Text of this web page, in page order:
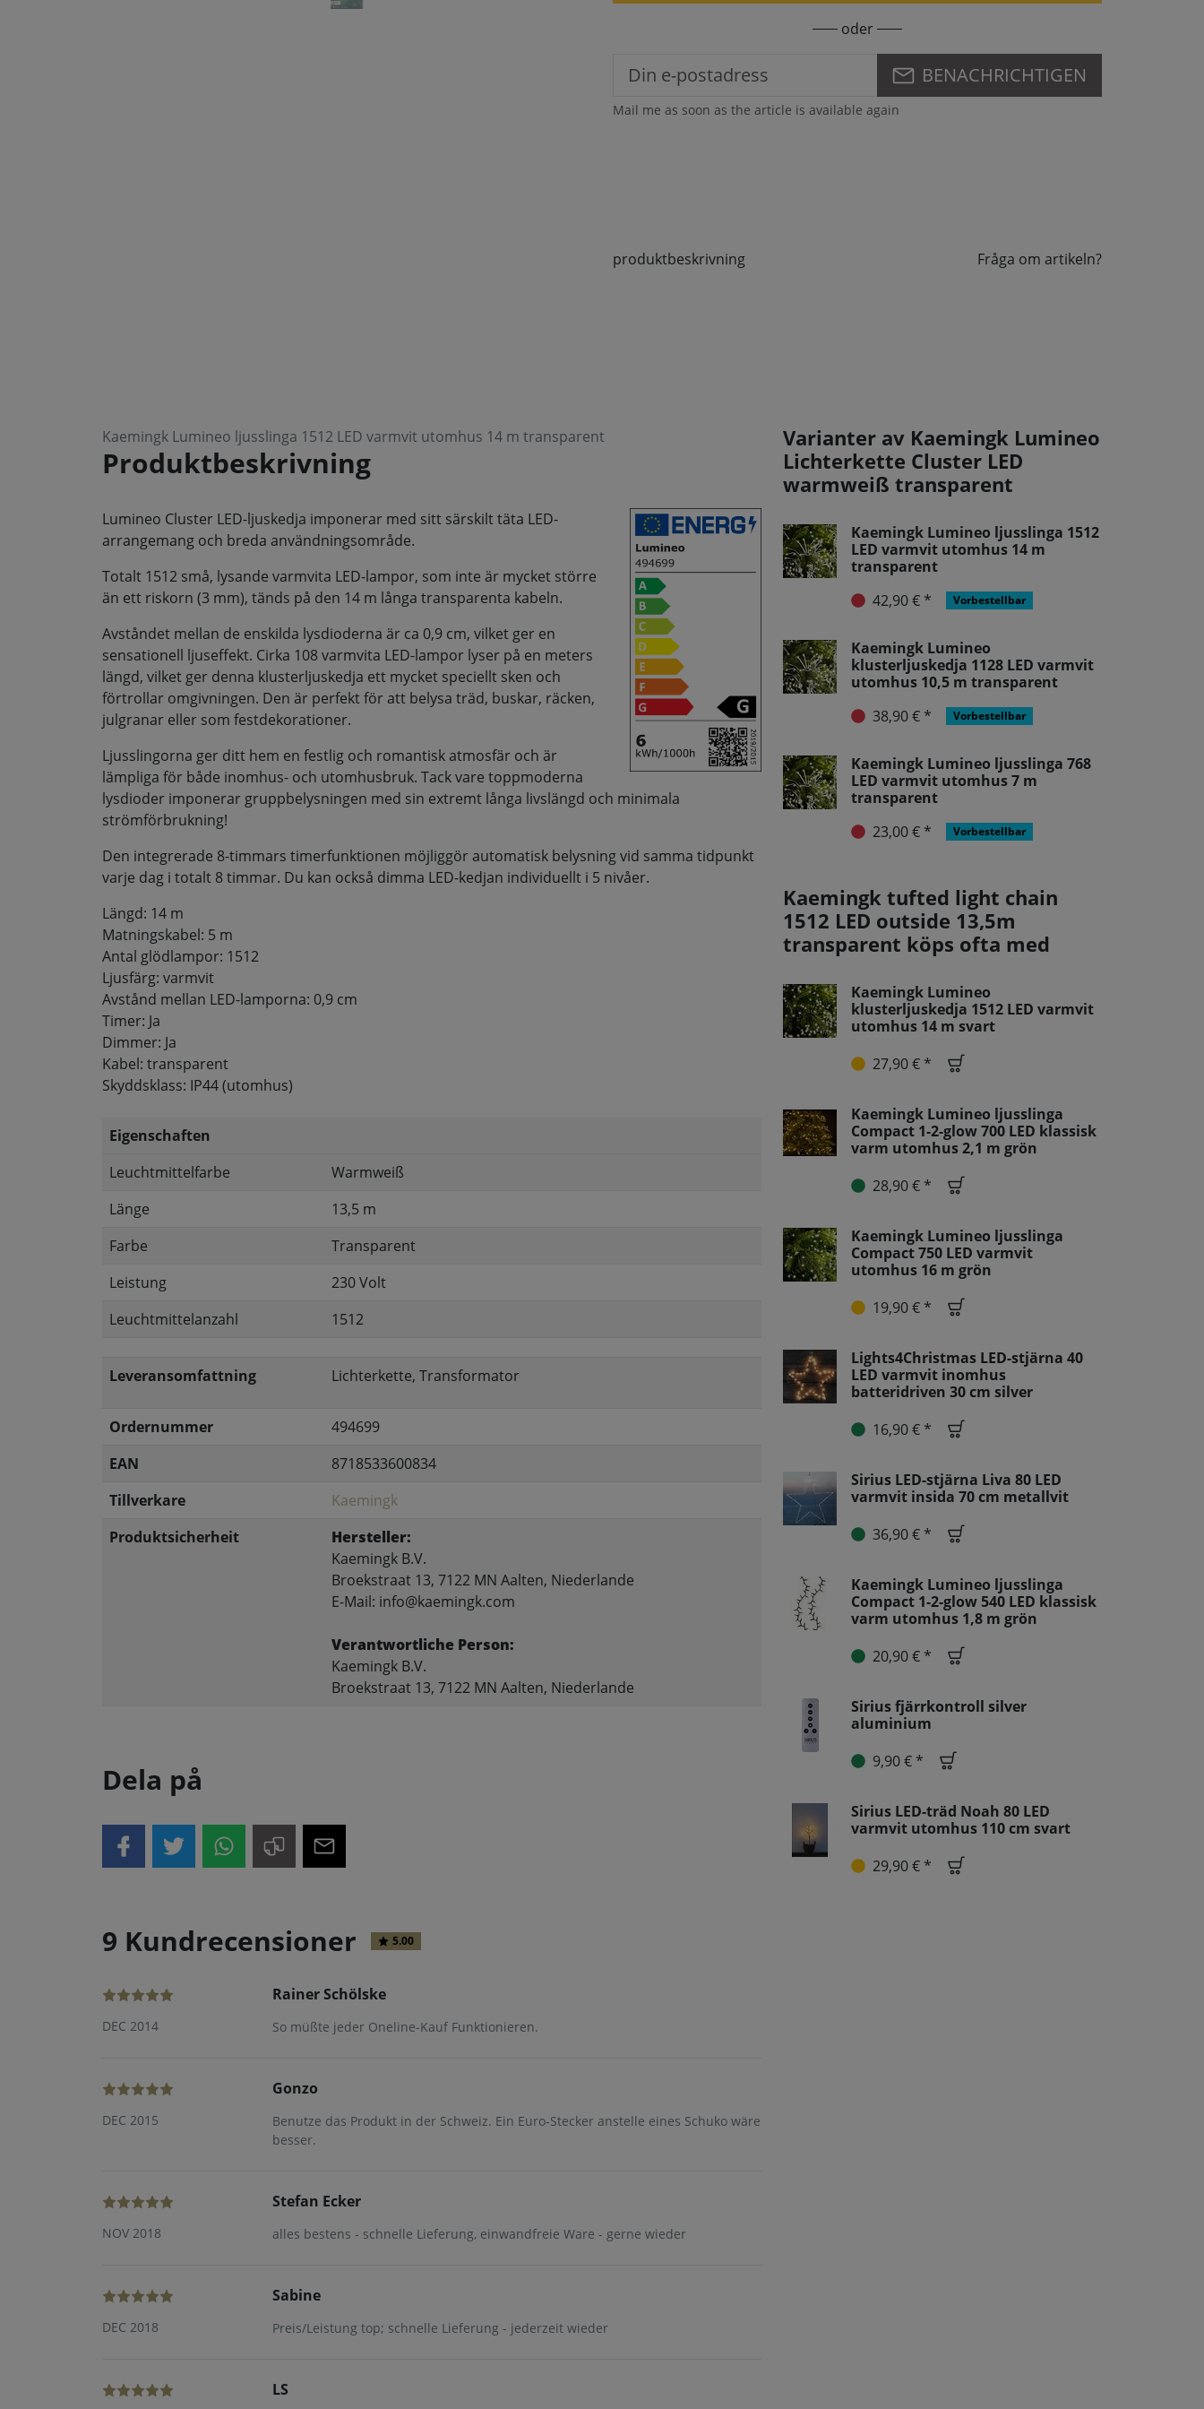
oder
BENACHRICHTIGEN
Mail me as soon as the article is available again
produktbeskrivning Fråga om artikeln?
Kaemingk Lumineo ljusslinga 1512 LED varmvit utomhus 14 m transparent
Produktbeskrivning
Lumineo Cluster LED-ljuskedja imponerar med sitt särskilt täta LED-
arrangemang och breda användningsområde.
Totalt 1512 små, lysande varmvita LED-lampor, som inte är mycket större
än ett riskorn (3 mm), tänds på den 14 m långa transparenta kabeln.
Avståndet mellan de enskilda lysdioderna är ca 0,9 cm, vilket ger en
sensationell ljuseffekt. Cirka 108 varmvita LED-lampor lyser på en meters
längd, vilket ger denna klusterljuskedja ett mycket speciellt sken och
förtrollar omgivningen. Den är perfekt för att belysa träd, buskar, räcken,
julgranar eller som festdekorationer.
Ljusslingorna ger ditt hem en festlig och romantisk atmosfär och är
lämpliga för både inomhus- och utomhusbruk. Tack vare toppmoderna
lysdioder imponerar gruppbelysningen med sin extremt långa livslängd och minimala
strömförbrukning!
Den integrerade 8-timmars timerfunktionen möjliggör automatisk belysning vid samma tidpunkt
varje dag i totalt 8 timmar. Du kan också dimma LED-kedjan individuellt i 5 nivåer.
Längd: 14 m
Matningskabel: 5 m
Antal glödlampor: 1512
Ljusfärg: varmvit
Avstånd mellan LED-lamporna: 0,9 cm
Timer: Ja
Dimmer: Ja
Kabel: transparent
Skyddsklass: IP44 (utomhus)
Eigenschaften
Leuchtmittelfarbe
Warmweiß
Länge
13,5 m
Farbe
Transparent
Leistung
230 Volt
Leuchtmittelanzahl
1512
Leveransomfattning Lichterkette, Transformator
Ordernummer
494699
EAN
8718533600834
Tillverkare
Kaemingk
Produktsicherheit
Hersteller:
Kaemingk B.V.
Broekstraat 13, 7122 MN Aalten, Niederlande
E-Mail: info@kaemingk.com
Verantwortliche Person:
Kaemingk B.V.
Broekstraat 13, 7122 MN Aalten, Niederlande
Dela på
9 Kundrecensioner 5.00
DEC 2014
Rainer Schölske
So müßte jeder Oneline-Kauf Funktionieren.
DEC 2015
Gonzo
Benutze das Produkt in der Schweiz. Ein Euro-Stecker anstelle eines Schuko wäre
besser.
NOV 2018
Stefan Ecker
alles bestens - schnelle Lieferung, einwandfreie Ware - gerne wieder
DEC 2018
Sabine
Preis/Leistung top; schnelle Lieferung - jederzeit wieder
LS
Varianter av Kaemingk Lumineo
Lichterkette Cluster LED
warmweiß transparent
Kaemingk Lumineo ljusslinga 1512
LED varmvit utomhus 14 m
transparent
42,90 € *
Vorbestellbar
Kaemingk Lumineo
klusterljuskedja 1128 LED varmvit
utomhus 10,5 m transparent
38,90 € *
Vorbestellbar
Kaemingk Lumineo ljusslinga 768
LED varmvit utomhus 7 m
transparent
23,00 € *
Vorbestellbar
Kaemingk tufted light chain
1512 LED outside 13,5m
transparent köps ofta med
Kaemingk Lumineo
klusterljuskedja 1512 LED varmvit
utomhus 14 m svart
27,90 € *
Kaemingk Lumineo ljusslinga
Compact 1-2-glow 700 LED klassisk
varm utomhus 2,1 m grön
28,90 € *
Kaemingk Lumineo ljusslinga
Compact 750 LED varmvit
utomhus 16 m grön
19,90 € *
Lights4Christmas LED-stjärna 40
LED varmvit inomhus
batteridriven 30 cm silver
16,90 € *
Sirius LED-stjärna Liva 80 LED
varmvit insida 70 cm metallvit
36,90 € *
Kaemingk Lumineo ljusslinga
Compact 1-2-glow 540 LED klassisk
varm utomhus 1,8 m grön
20,90 € *
Sirius fjärrkontroll silver
aluminium
9,90 € *
Sirius LED-träd Noah 80 LED
varmvit utomhus 110 cm svart
29,90 € *